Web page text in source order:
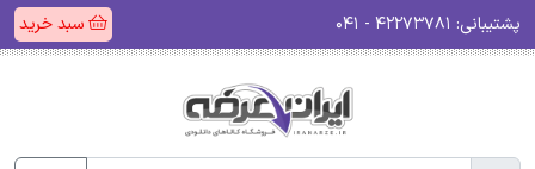
پشتیبانی: سبد خرید